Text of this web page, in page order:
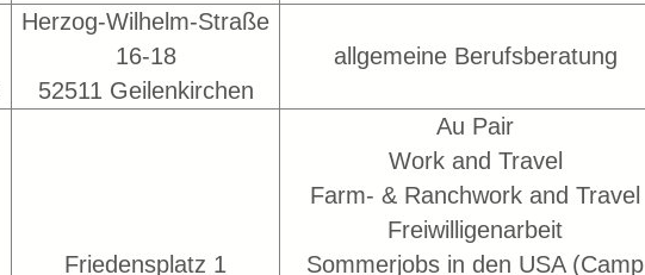
Herzog-Wilhelm-Straße
16-18
52511 Geilenkirchen
allgemeine Berufsberatung
Friedensplatz 1
Au Pair
Work and Travel
Farm- & Ranchwork and Travel
Freiwilligenarbeit
Sommerjobs in den USA (Camp